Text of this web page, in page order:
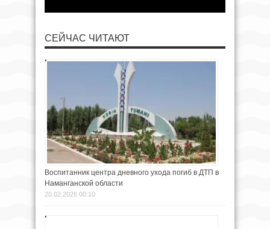
СЕЙЧАС ЧИТАЮТ
Воспитанник центра дневного ухода погиб в ДТП в
Наманганской области
20.02.2026 00:10